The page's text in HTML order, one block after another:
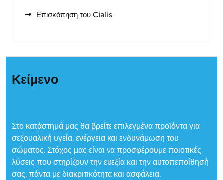
Επισκόπηση του Cialis
Κείμενο
Στο κατάστημά μας θα βρείτε επιλεγμένα προϊόντα για
σεξουαλική υγεία, ενέργεια και ενδυνάμωση του
σώματος. Στόχος μας είναι να προσφέρουμε ποιοτικές
λύσεις που στηρίζουν την ευεξία και την αυτοπεποίθησή
σας, πάντα με διακριτικότητα και ασφάλεια.